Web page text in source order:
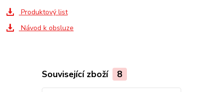
Produktový list
Návod k obsluze
Související zboží 8